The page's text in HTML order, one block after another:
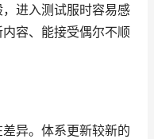
进入测试服时容易感
容、能接受偶尔不顺
异。体系更新较新的